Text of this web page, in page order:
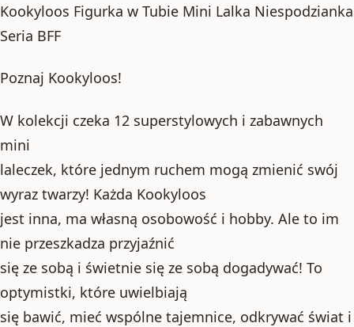
Kookyloos Figurka w Tubie Mini Lalka Niespodzianka
Seria BFF
Poznaj Kookyloos!
W kolekcji czeka 12 superstylowych i zabawnych
mini
laleczek, które jednym ruchem mogą zmienić swój
wyraz twarzy! Każda Kookyloos
jest inna, ma własną osobowość i hobby. Ale to im
nie przeszkadza przyjaźnić
się ze sobą i świetnie się ze sobą dogadywać! To
optymistki, które uwielbiają
się bawić, mieć wspólne tajemnice, odkrywać świat i